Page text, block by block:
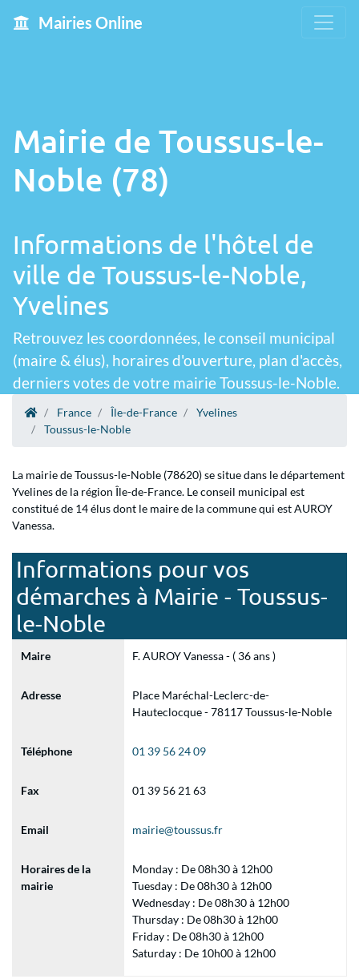
Mairies Online
Mairie de Toussus-le-
Noble (78)
Informations de l'hôtel de
ville de Toussus-le-Noble,
Yvelines
Retrouvez les coordonnées, le conseil municipal
(maire & élus), horaires d'ouverture, plan d'accès,
derniers votes de votre mairie Toussus-le-Noble.
France Île-de-France
Yvelines
Toussus-le-Noble
La mairie de Toussus-le-Noble (78620) se situe dans le département
Yvelines de la région Île-de-France. Le conseil municipal est
constitué de 14 élus dont le maire de la commune qui est AUROY
Vanessa.
Informations pour vos
démarches à Mairie - Toussus-
le-Noble
Maire F. AUROY Vanessa - ( 36 ans )
Adresse
Place Maréchal-Leclerc-de-
Hauteclocque - 78117 Toussus-le-Noble
Téléphone 01 39 56 24 09
Fax 01 39 56 21 63
Email mairie@toussus.fr
Horaires de la
mairie
Monday : De 08h30 à 12h00
Tuesday : De 08h30 à 12h00
Wednesday : De 08h30 à 12h00
Thursday : De 08h30 à 12h00
Friday : De 08h30 à 12h00
Saturday : De 10h00 à 12h00